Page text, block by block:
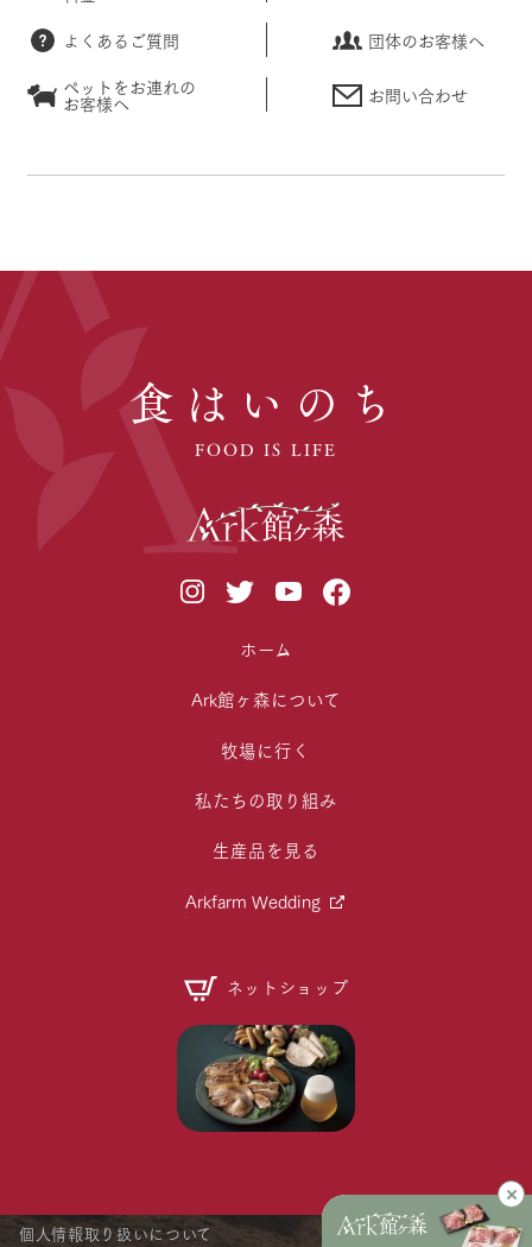
よくあるご質問
団体のお客様へ
ペットをお連れの
お客様へ お問い合わせ
食はいのち
FOOD IS LIFE
ホーム
Ark館ヶ森について
牧場に行く
私たちの取り組み
生産品を見る
Arkfarm Wedding
ネットショップ
個人情報取り扱いについて